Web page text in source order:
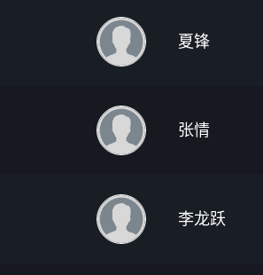
夏锋
张情
李龙跃